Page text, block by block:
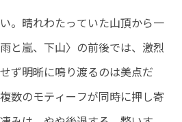
。晴れわたっていた山頂から一
と嵐、下山〉の前後では、激烈
ず明晰に鳴り渡るのは美点だ
数のモティーフが同時に押し寄